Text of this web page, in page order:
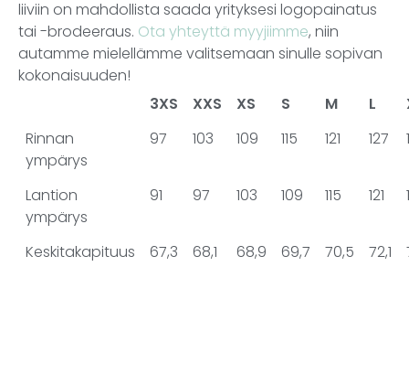
liiviin on mahdollista saada yrityksesi logopainatus
tai -brodeeraus. Ota yhteyttä myyjiimme, niin
autamme mielellämme valitsemaan sinulle sopivan
kokonaisuuden!
3XS
XXS XS S M L
Rinnan
ympärys
97 103 109 115 121 127
Lantion
ympärys
91 97 103 109 115 121
Keskitakapituus 67,3 68,1 68,9 69,7 70,5 72,1